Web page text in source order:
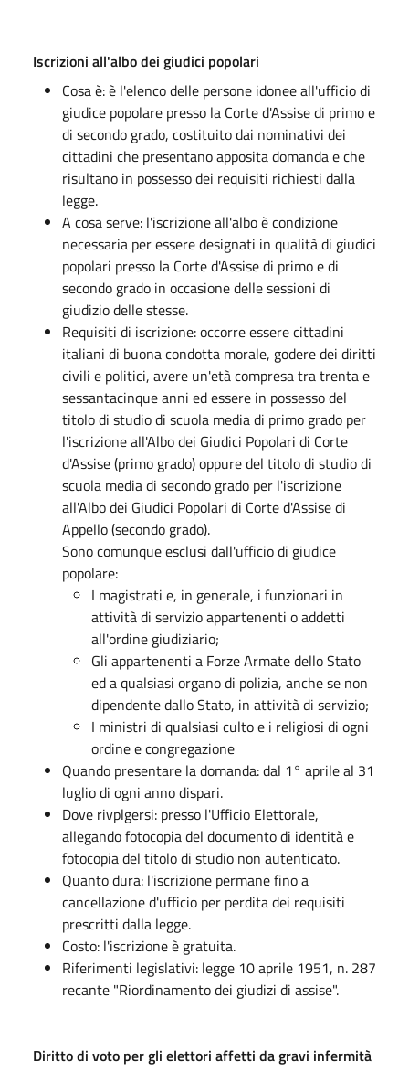
Iscrizioni all'albo dei giudici popolari
Cosa è: è l'elenco delle persone idonee all'ufficio di
giudice popolare presso la Corte d'Assise di primo e
di secondo grado, costituito dai nominativi dei
cittadini che presentano apposita domanda e che
risultano in possesso dei requisiti richiesti dalla
legge.
A cosa serve: l'iscrizione all'albo è condizione
necessaria per essere designati in qualità di giudici
popolari presso la Corte d'Assise di primo e di
secondo grado in occasione delle sessioni di
giudizio delle stesse.
Requisiti di iscrizione: occorre essere cittadini
italiani di buona condotta morale, godere dei diritti
civili e politici, avere un'età compresa tra trenta e
sessantacinque anni ed essere in possesso del
titolo di studio di scuola media di primo grado per
l'iscrizione all'Albo dei Giudici Popolari di Corte
d'Assise (primo grado) oppure del titolo di studio di
scuola media di secondo grado per l'iscrizione
all'Albo dei Giudici Popolari di Corte d'Assise di
Appello (secondo grado).
Sono comunque esclusi dall'ufficio di giudice
popolare:
I magistrati e, in generale, i funzionari in
attività di servizio appartenenti o addetti
all'ordine giudiziario;
Gli appartenenti a Forze Armate dello Stato
ed a qualsiasi organo di polizia, anche se non
dipendente dallo Stato, in attività di servizio;
I ministri di qualsiasi culto e i religiosi di ogni
ordine e congregazione
Quando presentare la domanda: dal 1° aprile al 31
luglio di ogni anno dispari.
Dove rivplgersi: presso l'Ufficio Elettorale,
allegando fotocopia del documento di identità e
fotocopia del titolo di studio non autenticato.
Quanto dura: l'iscrizione permane fino a
cancellazione d'ufficio per perdita dei requisiti
prescritti dalla legge.
Costo: l'iscrizione è gratuita.
Riferimenti legislativi: legge 10 aprile 1951, n. 287
recante "Riordinamento dei giudizi di assise".
Diritto di voto per gli elettori affetti da gravi infermità